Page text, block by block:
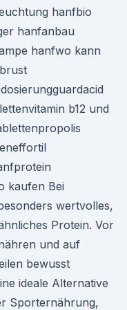
hanfbio
hanfanbau
hanfwo kann
b12 und
kaufen Bei
wertvolles,
Protein. Vor
und auf
bewusst
ideale Alternative
Sporternährung,